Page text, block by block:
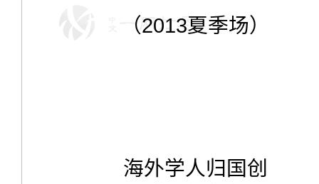
（2013夏季场）
海外学人归国创